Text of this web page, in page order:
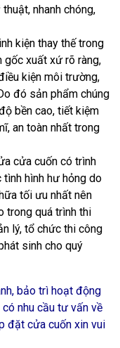
nhanh chóng,
kiện thay thế trong
gốc xuất xứ rõ ràng,
kiện môi trường,
đó sản phẩm chúng
bền cao, tiết kiệm
an toàn nhất trong
cửa cuốn có trình
hình hư hỏng do
tối ưu nhất nên
trong quá trình thi
lý, tổ chức thi công
sinh cho quý
bảo trì hoạt động
nhu cầu tư vấn về
đặt cửa cuốn xin vui